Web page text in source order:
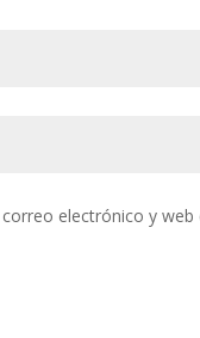
electrónico y